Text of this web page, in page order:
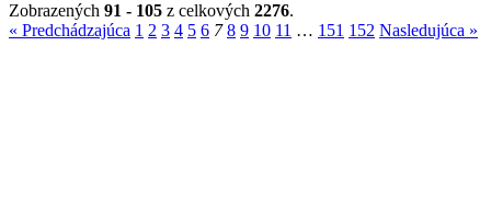
Zobrazených 91 - 105 z celkových 2276.
« Predchádzajúca 1 2 3 4 5 6 7 8 9 10 11 … 151 152 Nasledujúca »